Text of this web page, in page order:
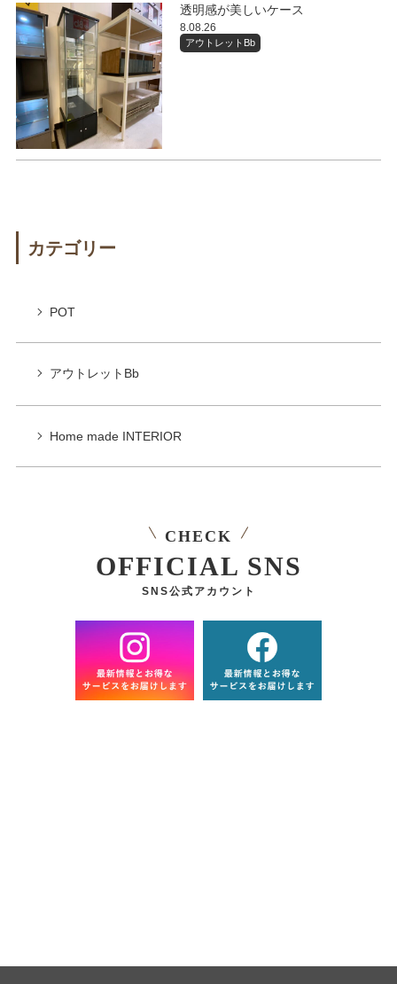
透明感が美しいケース
8.08.26
アウトレットBb
カテゴリー
POT
アウトレットBb
Home made INTERIOR
CHECK
OFFICIAL SNS
SNS公式アカウント